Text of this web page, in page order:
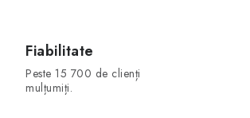
Fiabilitate
Peste 15 700 de clienți
mulțumiți.